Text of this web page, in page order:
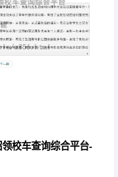
校车查询综合平台-